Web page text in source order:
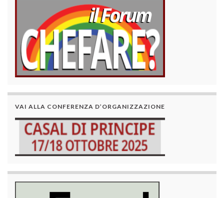
VAI ALLA CONFERENZA D’ORGANIZZAZIONE